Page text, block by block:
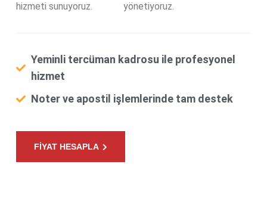
hizmeti sunuyoruz.
yönetiyoruz.
Yeminli tercüman kadrosu ile profesyonel
hizmet
Noter ve apostil işlemlerinde tam destek
FİYAT HESAPLA